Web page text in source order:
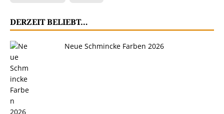
DERZEIT BELIEBT…
Neue Schmincke Farben 2026